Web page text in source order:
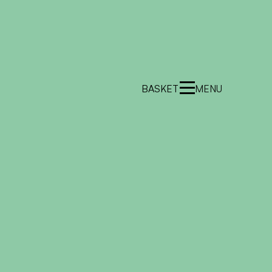
BASKET MENU